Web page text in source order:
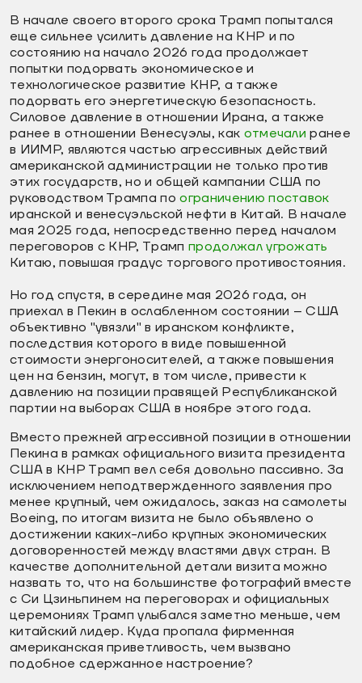
В начале своего второго срока Трамп попытался
еще сильнее усилить давление на КНР и по
состоянию на начало 2026 года продолжает
попытки подорвать экономическое и
технологическое развитие КНР, а также
подорвать его энергетическую безопасность.
Силовое давление в отношении Ирана, а также
ранее в отношении Венесуэлы, как отмечали ранее
в ИИМР, являются частью агрессивных действий
американской администрации не только против
этих государств, но и общей кампании США по
руководством Трампа поограничению поставок
иранской и венесуэльской нефти в Китай. В начале
мая 2025 года, непосредственно перед началом
переговоров с КНР, Трамппродолжал угрожать
Китаю, повышая градус торгового противостояния.
Но год спустя, в середине мая 2026 года, он
приехал в Пекин в ослабленном состоянии – США
объективно "увязли" в иранском конфликте,
последствия которого в виде повышенной
стоимости энергоносителей, а также повышения
цен на бензин, могут, в том числе, привести к
давлению на позиции правящей Республиканской
партии на выборах США в ноябре этого года.
Вместо прежней агрессивной позиции в отношении
Пекина в рамках официального визита президента
США в КНР Трамп вел себя довольно пассивно. За
исключением неподтвержденного заявления про
менее крупный, чем ожидалось, заказ на самолеты
Boeing, по итогам визита не было объявлено о
достижении каких-либо крупных экономических
договоренностей между властями двух стран. В
качестве дополнительной детали визита можно
назвать то, что на большинстве фотографий вместе
с Си Цзиньпинем на переговорах и официальных
церемониях Трамп улыбался заметно меньше, чем
китайский лидер. Куда пропала фирменная
американская приветливость, чем вызвано
подобное сдержанное настроение?